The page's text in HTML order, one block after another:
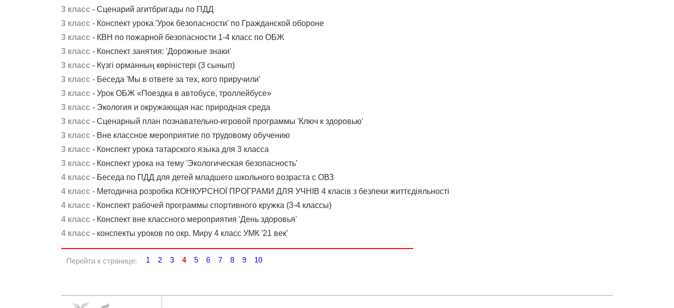
3 класс- Сценарий агитбригады по ПДД
3 класс- Конспект урока 'Урок безопасности' по Гражданской обороне
3 класс- КВН по пожарной безопасности 1-4 класс по ОБЖ
3 класс- Конспект занятия: 'Дорожные знаки'
3 класс- Күзгі орманның көріністері (3 сынып)
3 класс- Беседа 'Мы в ответе за тех, кого приручили'
3 класс- Урок ОБЖ «Поездка в автобусе, троллейбусе»
3 класс- Экология и окружающая нас природная среда
3 класс- Сценарный план познавательно-игровой программы 'Ключ к здоровью'
3 класс- Вне классное мероприятие по трудовому обучению
3 класс- Конспект урока татарского языка для 3 класса
3 класс- Конспект урока на тему 'Экологическая безопасность'
4 класс- Беседа по ПДД для детей младшего школьного возраста с ОВЗ
4 класс- Методична розробка КОНКУРСНОЇ ПРОГРАМИ ДЛЯ УЧНІВ 4 класів з безпеки життєдіяльності
4 класс- Конспект рабочей программы спортивного кружка (3-4 классы)
4 класс- Конспект вне классного мероприятия 'День здоровья'
4 класс- конспекты уроков по окр. Миру 4 класс УМК '21 век'
Перейти к странице: 1 2 3 4 5 6 7 8 9 10